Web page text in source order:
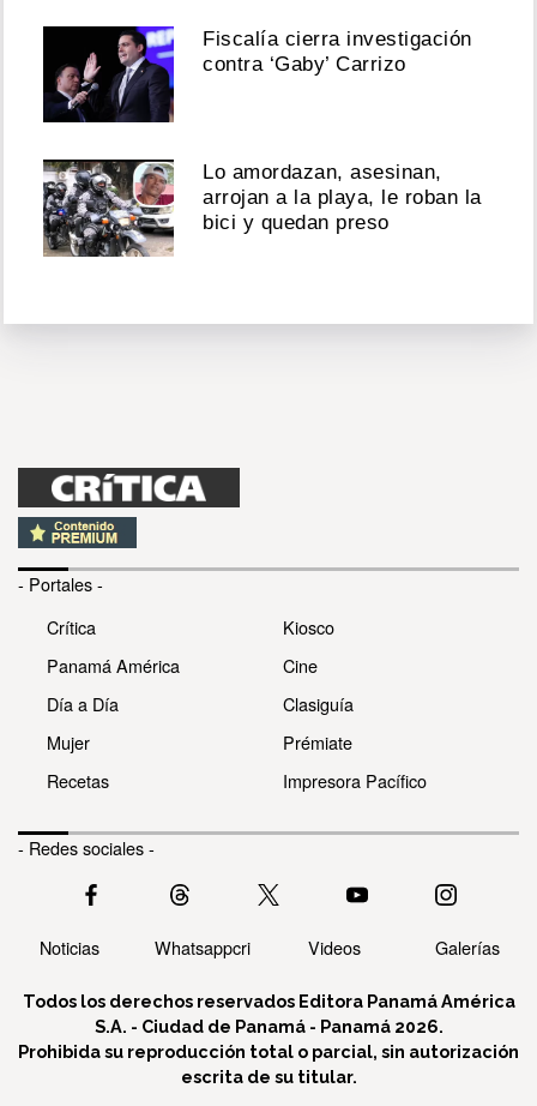
Fiscalía cierra investigación
contra ‘Gaby’ Carrizo
Lo amordazan, asesinan,
arrojan a la playa, le roban la
bici y quedan preso
- Portales -
Crítica
Panamá América
Día a Día
Mujer
Recetas
Kiosco
Cine
Clasiguía
Prémiate
Impresora Pacífico
- Redes sociales -
Noticias Whatsappcri Videos Galerías
Todos los derechos reservados Editora Panamá América
S.A. - Ciudad de Panamá - Panamá 2026.
Prohibida su reproducción total o parcial, sin autorización
escrita de su titular.